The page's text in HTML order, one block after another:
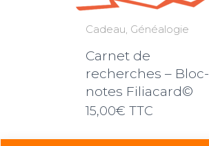
Cadeau Généalogie
Carnet de
recherches – Bloc-
notes Filiacard©
15,00€ TTC